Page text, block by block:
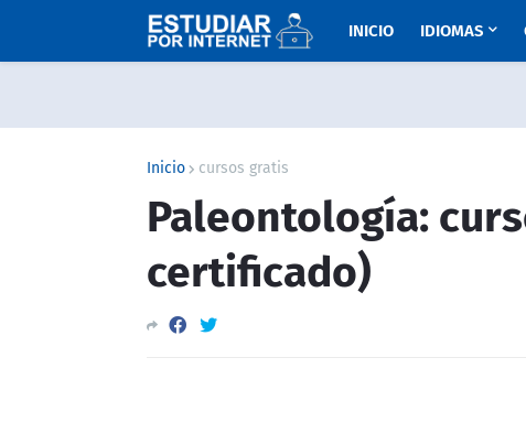
INICIO IDIOMAS
Inicio cursos gratis
Paleontología:
certificado)